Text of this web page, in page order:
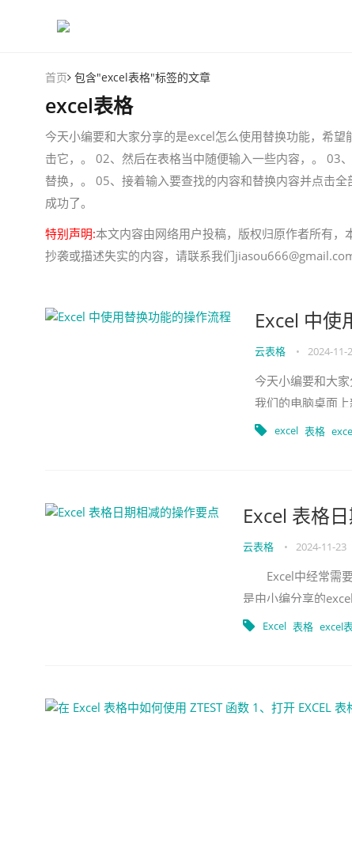
首页 包含"excel表格"标签的文章
excel表格
今天小编要和大家分享的是excel怎么使用替换功能，希
击它，。 02、然后在表格当中随便输入一些内容，。 03
替换，。 05、接着输入要查找的内容和替换内容并点击
成功了。
特别声明:本文内容由网络用户投稿，版权归原作者所有
抄袭或描述失实的内容，请联系我们
Excel 中使
云表格 • 2024-11-
今天小编要和大
我们的电脑桌面
容，。 03、接着
excel 表格
Excel 表格
云表格 • 2024-11-23
Excel中经常需要
是由小编分享的
的方法： 日期相
Excel 表格 excel